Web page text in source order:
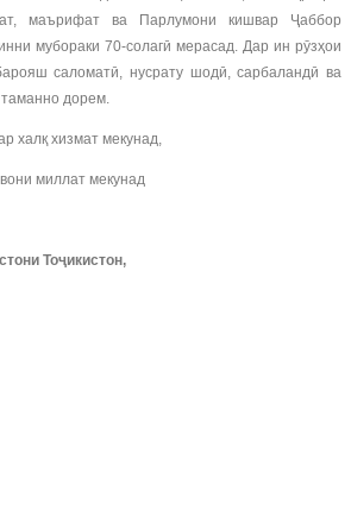
маърифат ва Парлумони кишвар Ҷаббор
мубораки 70-солагӣ мерасад. Дар ин рӯзҳои
саломатӣ, нусрату шодӣ, сарбаландӣ ва
дорем.
халқ хизмат мекунад,
миллат мекунад
Тоҷикистон,